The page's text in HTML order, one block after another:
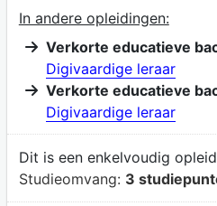
In andere opleidingen:
Verkorte educatieve
Digivaardige leraar
Verkorte educatieve
Digivaardige leraar
Dit is een enkelvoudig
Studieomvang: 3